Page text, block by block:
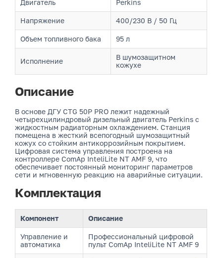
Двигатель Perkins
Напряжение 400/230 В / 50 Гц
Объем топливного бака 95 л
Исполнение
В шумозащитном
кожухе
Описание
В основе ДГУ CTG 50P PRO лежит надежный
четырехцилиндровый дизельный двигатель Perkins с
жидкостным радиаторным охлаждением. Станция
помещена в жесткий всепогодный шумозащитный
кожух со стойким антикоррозийным покрытием.
Цифровая система управления построена на
контроллере ComAp InteliLite NT AMF 9, что
обеспечивает постоянный мониторинг параметров
сети и мгновенную реакцию на аварийные ситуации.
Комплектация
Компонент Описание
Управление и
автоматика
Профессиональный цифровой
пульт ComAp InteliLite NT AMF 9